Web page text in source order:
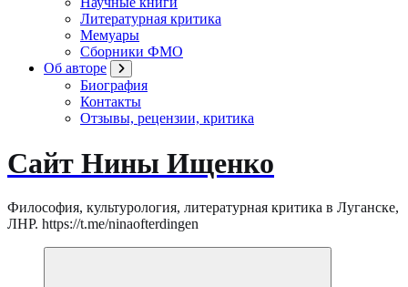
Литературная критика
Мемуары
Сборники ФМО
Об авторе
Биография
Контакты
Отзывы, рецензии, критика
Сайт Нины Ищенко
Философия, культурология, литературная критика в Луганске,
ЛНР. https://t.me/ninaofterdingen